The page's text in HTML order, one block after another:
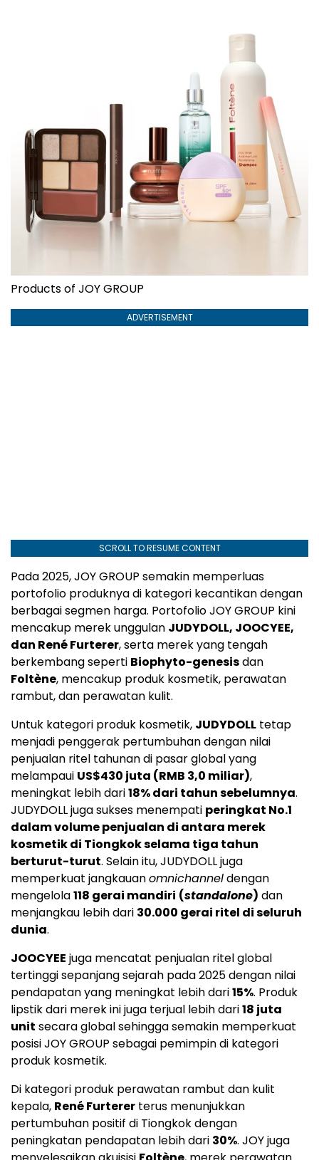
Products of JOY GROUP
ADVERTISEMENT
SCROLL TO RESUME CONTENT
Pada 2025, JOY GROUP semakin memperluas
portofolio produknya di kategori kecantikan dengan
berbagai segmen harga. Portofolio JOY GROUP kini
mencakup merek unggulan JUDYDOLL, JOOCYEE,
dan René Furterer, serta merek yang tengah
berkembang seperti Biophyto-genesisdan
Foltène, mencakup produk kosmetik, perawatan
rambut, dan perawatan kulit.
Untuk kategori produk kosmetik, JUDYDOLL tetap
menjadi penggerak pertumbuhan dengan nilai
penjualan ritel tahunan di pasar global yang
melampaui US$430 juta (RMB 3,0 miliar),
meningkat lebih dari18% dari tahun sebelumnya.
JUDYDOLL juga sukses menempati peringkat No.1
dalam volume penjualan di antara merek
kosmetik di Tiongkok selama tiga tahun
berturut-turut. Selain itu, JUDYDOLL juga
memperkuat jangkauanomnichanneldengan
mengelola118 gerai mandiri (standalone) dan
menjangkau lebih dari 30.000 gerai ritel di seluruh
dunia.
JOOCYEE juga mencatat penjualan ritel global
tertinggi sepanjang sejarah pada 2025 dengan nilai
pendapatan yang meningkat lebih dari15%. Produk
lipstik dari merek ini juga terjual lebih dari18 juta
unit secara global sehingga semakin memperkuat
posisi JOY GROUP sebagai pemimpin di kategori
produk kosmetik.
Di kategori produk perawatan rambut dan kulit
kepala, René Furterer terus menunjukkan
pertumbuhan positif di Tiongkok dengan
peningkatan pendapatan lebih dari 30%. JOY juga